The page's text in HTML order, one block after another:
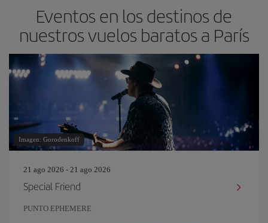
Eventos en los destinos de
nuestros vuelos baratos a París
Imagen: Gorodenkoff
21 ago 2026 - 21 ago 2026
Special Friend
PUNTO EPHEMERE